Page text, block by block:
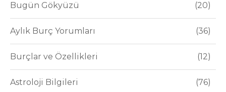
Bugün Gökyüzü 20
Aylık Burç Yorumları 36
Burçlar ve Özellikleri 12
Astroloji Bilgileri 76